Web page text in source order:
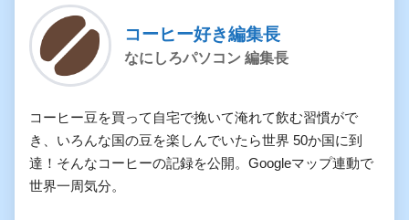
コーヒー好き編集長
なにしろパソコン 編集長
コーヒー豆を買って自宅で挽いて淹れて飲む習慣がで
き、いろんな国の豆を楽しんでいたら世界 50か国に到
達！そんなコーヒーの記録を公開。Googleマップ連動で
世界一周気分。